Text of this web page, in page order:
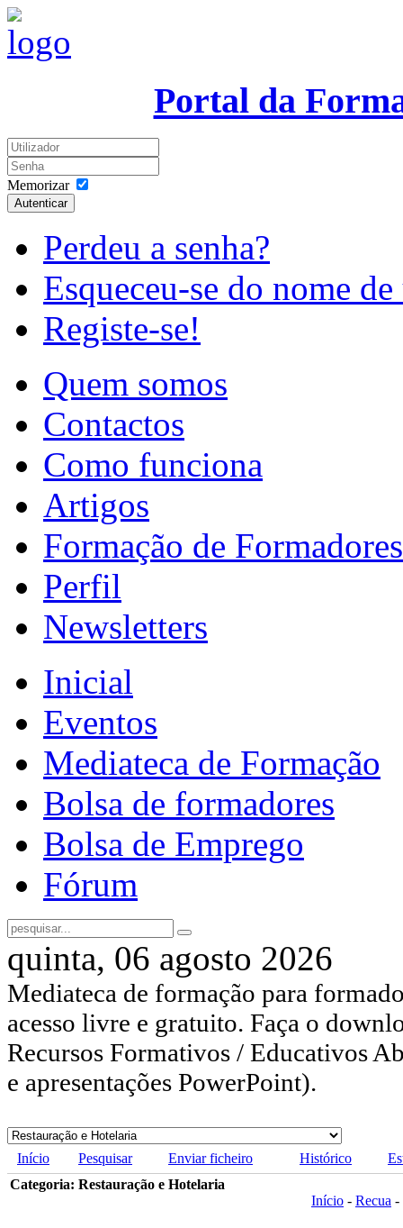
Portal da
Memorizar
Autenticar
Perdeu a senha?
Esqueceu-se do nome
Registe-se!
Quem somos
Contactos
Como funciona
Artigos
Formação de Formadores
Perfil
Newsletters
Inicial
Eventos
Mediateca de Formação
Bolsa de formadores
Bolsa de Emprego
Fórum
quinta, 06 agosto 2026
Mediateca de formação para
acesso livre e gratuito. Faça o
Recursos Formativos / Educativos
e apresentações PowerPoint).
Início Pesquisar Enviar ficheiro Histórico
Categoria: Restauração e Hotelaria
Início - Recua -